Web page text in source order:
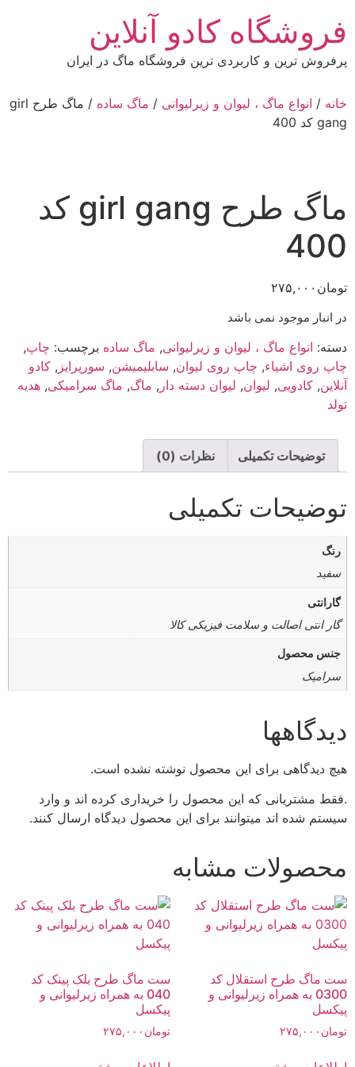
محتوا
فروشگاه کادو آنلاین
پرفروش ترین و کاربردی ترین فروشگاه ماگ در ایران
خانه / انواع ماگ ، لیوان و زیرلیوانی / ماگ ساده
/ ماگ طرح girl
gang کد 400
ماگ طرح girl gang کد
400
تومان ۲۷۵,۰۰۰
در انبار موجود نمی باشد
دسته: انواع ماگ ، لیوان و زیرلیوانی, ماگ ساده برچسب: چاپ,
چاپ روی اشیاء, چاپ روی لیوان, سابلیمیشن, سورپرایز , کادو
آنلاین, کادویی, لیوان, لیوان دسته دار , ماگ, ماگ سرامیکی, هدیه
تولد
توضیحات تکمیلی نظرات (0)
توضیحات تکمیلی
رنگ
سفید
گارانتی
گار انتی اصالت و سلامت فیزیکی کالا
جنس محصول
سرامیک
دیدگاهها
هیچ دیدگاهی برای این محصول نوشته نشده است.
.فقط مشتریانی که این محصول را خریداری کرده اند و وارد
سیستم شده اند میتوانند برای این محصول دیدگاه ارسال کنند.
محصولات مشابه
ست ماگ طرح استقلال کد
0300 به همراه زیرلیوانی و
پیکسل
تومان ۲۷۵,۰۰۰
ست ماگ طرح بلک پینک کد
040 به همراه زیرلیوانی و
پیکسل
تومان ۲۷۵,۰۰۰